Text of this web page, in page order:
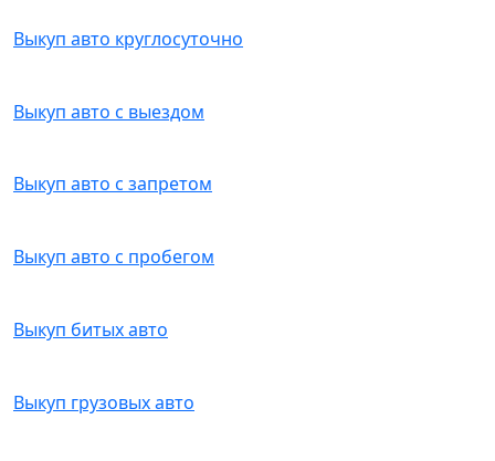
Выкуп авто круглосуточно
Выкуп авто с выездом
Выкуп авто с запретом
Выкуп авто с пробегом
Выкуп битых авто
Выкуп грузовых авто